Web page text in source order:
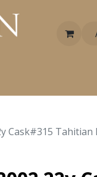
Cask#315